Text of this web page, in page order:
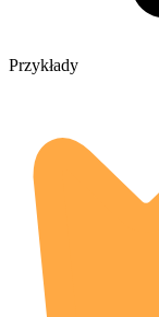
Przykłady